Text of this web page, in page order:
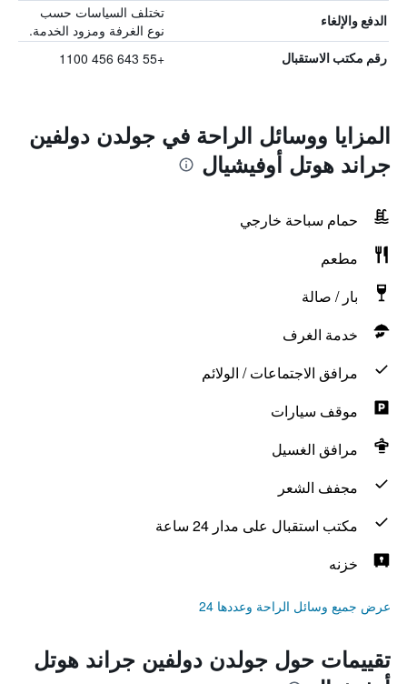
الدفع والإلغاء
تختلف السياسات حسب
نوع الغرفة ومزود الخدمة.
رقم مكتب الاستقبال +55 643 456 1100
المزايا ووسائل الراحة في جولدن دولفين
جراند هوتل أوفيشيال
حمام سباحة خارجي
مطعم
بار / صالة
خدمة الغرف
مرافق الاجتماعات / الولائم
موقف سيارات
مرافق الغسيل
مجفف الشعر
مكتب استقبال على مدار 24 ساعة
خزنه
عرض جميع وسائل الراحة وعددها 24
تقييمات حول جولدن دولفين جراند هوتل